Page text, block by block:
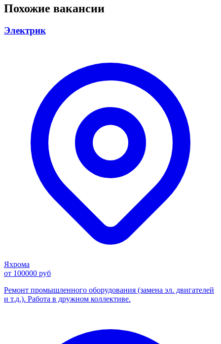
Похожие вакансии
Электрик
Яхрома
от 100000 руб
Ремонт промышленного оборудования (замена эл. двигателей
и т.д.). Работа в дружном коллективе.